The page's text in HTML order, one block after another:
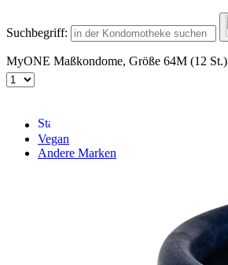
Suchbegriff:
MyONE Maßkondome, Größe 64M (12 St.)
Vegan
Andere Marken